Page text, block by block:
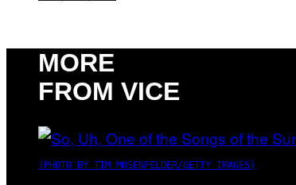
MORE
FROM VICE
(PHOTO BY TIM MOSENFELDER/GETTY IMAGES)